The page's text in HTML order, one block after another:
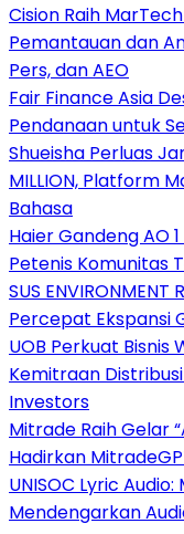
Cision Raih
Pemantauan dan
Pers, dan AEO
Fair Finance Asia
Pendanaan untuk
Shueisha Perluas
MILLION, Platform
Bahasa
Haier Gandeng AO
Petenis Komunitas
SUS
Percepat Ekspansi
UOB Perkuat
Kemitraan
Investors
Mitrade Raih Gelar
Hadirkan
UNISOC Lyric
Mendengarkan